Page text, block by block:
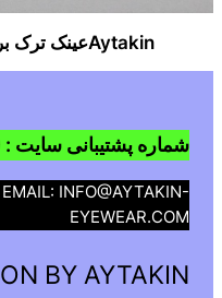
Aytakinعینک ترک برند آیتکین مدلA2103c14
شماره پشتیبانی سایت : 09960454590
INFO@AYTAKIN-
EYEWEAR.COM
BY AYTAKIN